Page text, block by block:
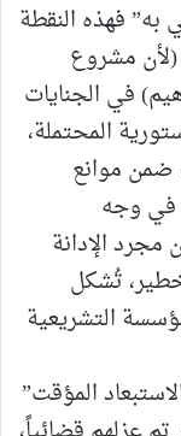
فهذه النقطة
(لأن مشروع
في الجنايات
المحتملة،
ضمن موانع
في وجه
مجرد الإدانة
تُشكل
التشريعية
المؤقت”